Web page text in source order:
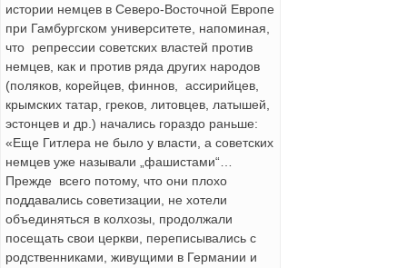
истории немцев в Северо-Восточной Европе
при Гамбургском университете, напоминая,
что репрессии советских властей против
немцев, как и против ряда других народов
(поляков, корейцев, финнов, ассирийцев,
крымских татар, греков, литовцев, латышей,
эстонцев и др.) начались гораздо раньше:
«Еще Гитлера не было у власти, а советских
немцев уже называли „фашистами“…
Прежде всего потому, что они плохо
поддавались советизации, не хотели
объединяться в колхозы, продолжали
посещать свои церкви, переписывались с
родственниками, живущими в Германии и